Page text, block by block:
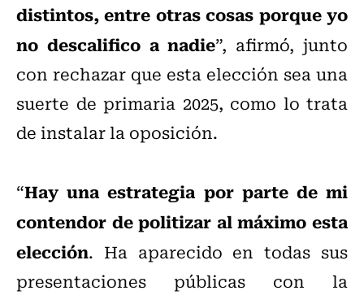
distintos, entre otras cosas porque yo
no descalifico a nadie”, afirmó, junto
con rechazar que esta elección sea una
suerte de primaria 2025, como lo trata
de instalar la oposición.
“Hay una estrategia por parte de mi
contendor de politizar al máximo esta
elección. Ha aparecido en todas sus
presentaciones públicas con la